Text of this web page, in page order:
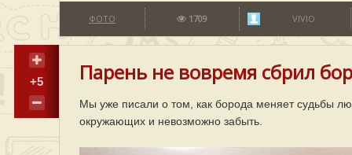
ФОТО 1709 VIVIO
+5 Парень не вовремя сбрил
Мы уже писали о том, как борода меняет судьбы
окружающих и невозможно забыть.